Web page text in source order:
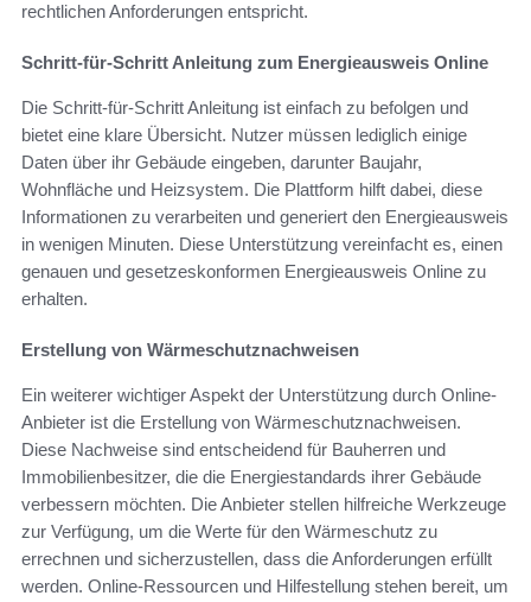
rechtlichen Anforderungen entspricht.
Schritt-für-Schritt Anleitung zum Energieausweis Online
Die Schritt-für-Schritt Anleitung ist einfach zu befolgen und
bietet eine klare Übersicht. Nutzer müssen lediglich einige
Daten über ihr Gebäude eingeben, darunter Baujahr,
Wohnfläche und Heizsystem. Die Plattform hilft dabei, diese
Informationen zu verarbeiten und generiert den Energieausweis
in wenigen Minuten. Diese Unterstützung vereinfacht es, einen
genauen und gesetzeskonformen Energieausweis Online zu
erhalten.
Erstellung von Wärmeschutznachweisen
Ein weiterer wichtiger Aspekt der Unterstützung durch Online-
Anbieter ist die Erstellung von Wärmeschutznachweisen.
Diese Nachweise sind entscheidend für Bauherren und
Immobilienbesitzer, die die Energiestandards ihrer Gebäude
verbessern möchten. Die Anbieter stellen hilfreiche Werkzeuge
zur Verfügung, um die Werte für den Wärmeschutz zu
errechnen und sicherzustellen, dass die Anforderungen erfüllt
werden. Online-Ressourcen und Hilfestellung stehen bereit, um